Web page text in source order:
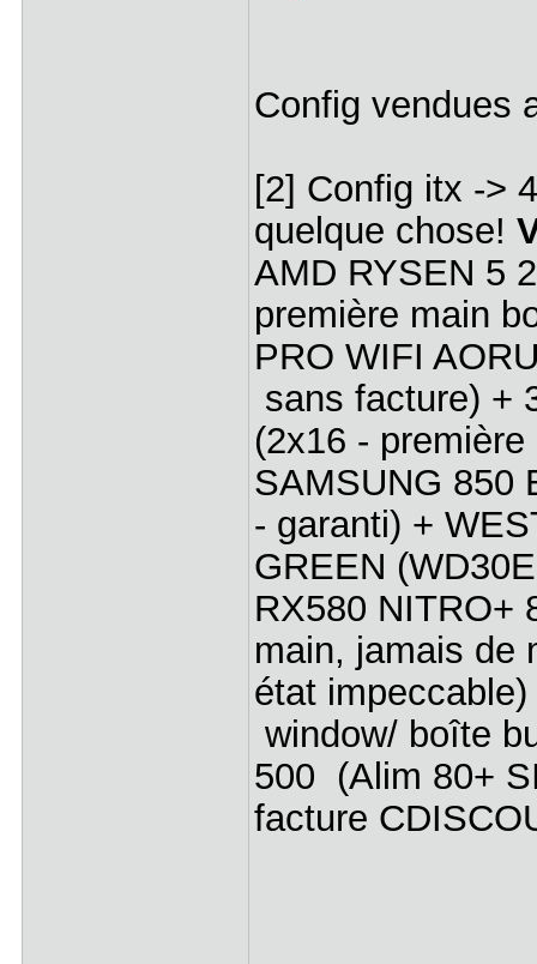
Config vendues
[2] Config itx ->
quelque chose!
AMD RYSEN 5
première main
PRO WIFI
sans facture) +
(2x16 -
SAMSUNG 850
- garanti) +
GREEN
RX580 NITRO+
main, jamais de
état
window/ boîte
500 (Alim 80+
facture